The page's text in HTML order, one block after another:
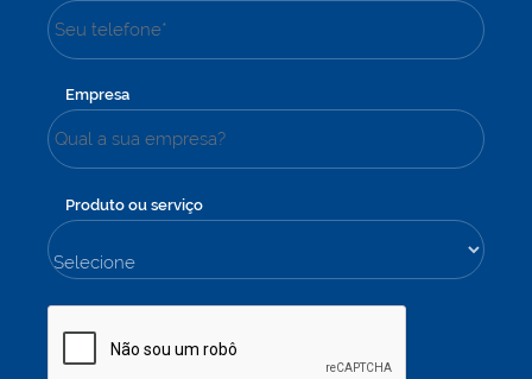
Empresa
Produto ou serviço